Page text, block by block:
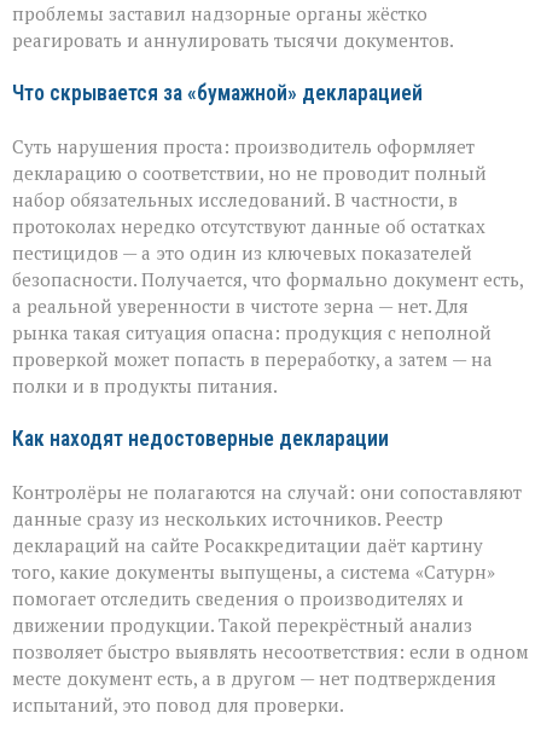
декларирования
проблемы заставил надзорные органы жёстко
реагировать и аннулировать тысячи документов.
Что скрывается за «бумажной» декларацией
Суть нарушения проста: производитель оформляет
декларацию о соответствии, но не проводит полный
набор обязательных исследований. В частности, в
протоколах нередко отсутствуют данные об остатках
пестицидов — а это один из ключевых показателей
безопасности. Получается, что формально документ есть,
а реальной уверенности в чистоте зерна — нет. Для
рынка такая ситуация опасна: продукция с неполной
проверкой может попасть в переработку, а затем — на
полки и в продукты питания.
Как находят недостоверные декларации
Контролёры не полагаются на случай: они сопоставляют
данные сразу из нескольких источников. Реестр
деклараций на сайте Росаккредитации даёт картину
того, какие документы выпущены, а система «Сатурн»
помогает отследить сведения о производителях и
движении продукции. Такой перекрёстный анализ
позволяет быстро выявлять несоответствия: если в одном
месте документ есть, а в другом — нет подтверждения
испытаний, это повод для проверки.